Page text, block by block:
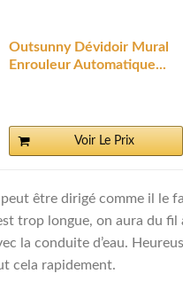
Outsunny Dévidoir Mural
Enrouleur Automatique...
Voir Le Prix
être dirigé comme il le
trop longue, on aura du
la conduite d’eau.
cela rapidement.